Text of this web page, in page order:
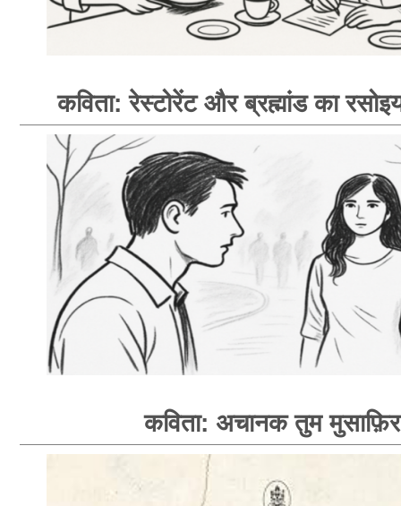
कविता: रेस्टोरेंट और ब्रह्मांड का
कविता: अचानक तुम मुसाफ़िर